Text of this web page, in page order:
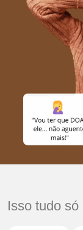
Isso tudo